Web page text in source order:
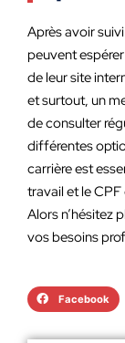
Après avoir
peuvent
de leur site
et surtout, un
de consulter
différentes
carrière est
travail et le
Alors n’hésitez
vos besoins
Facebook